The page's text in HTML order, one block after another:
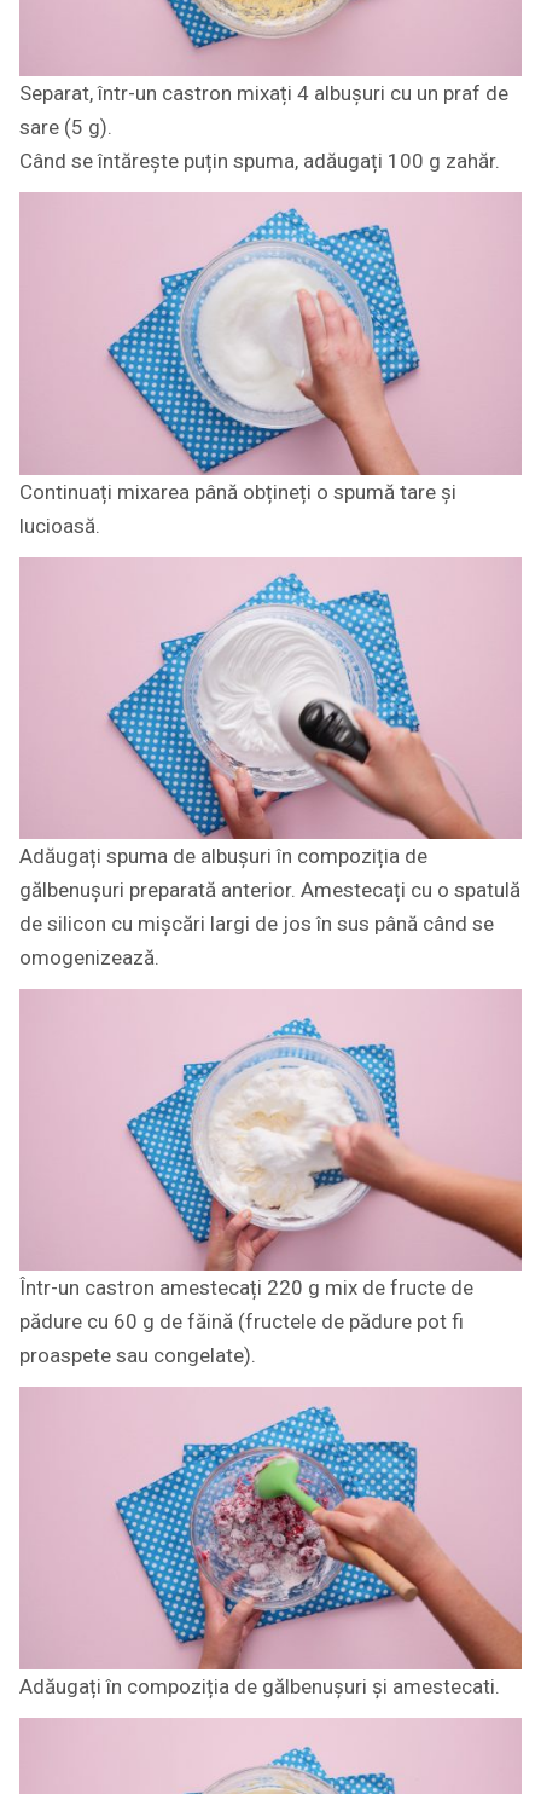
Separat, într-un castron mixați 4 albușuri cu un praf de
sare (5 g).
Când se întărește puțin spuma, adăugați 100 g zahăr.
Continuați mixarea până obțineți o spumă tare și
lucioasă.
Adăugați spuma de albușuri în compoziția de
gălbenușuri preparată anterior. Amestecați cu o spatulă
de silicon cu mișcări largi de jos în sus până când se
omogenizează.
Într-un castron amestecați 220 g mix de fructe de
pădure cu 60 g de făină (fructele de pădure pot fi
proaspete sau congelate).
Adăugați în compoziția de gălbenușuri și amestecati.